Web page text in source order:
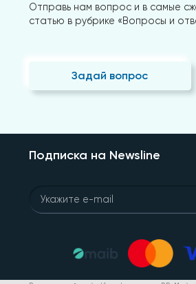
Отправь нам вопрос и в самые
статью в рубрике «Вопросы и
Задай вопрос
Подписка на Newsline